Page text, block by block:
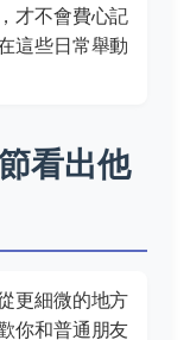
才不會費心記
這些日常舉動
看出他
更細微的地方
你和普通朋友